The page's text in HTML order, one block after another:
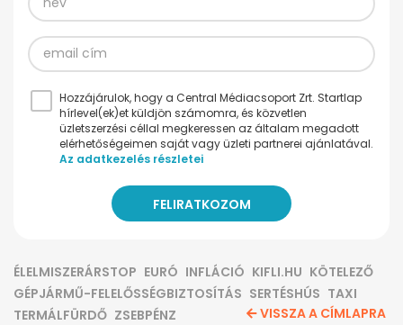
Hozzájárulok, hogy a Central Médiacsoport Zrt. Startlap
hírlevel(ek)et küldjön számomra, és közvetlen
üzletszerzési céllal megkeressen az általam megadott
elérhetőségeimen saját vagy üzleti partnerei ajánlatával.
Az adatkezelés részletei
ÉLELMISZERÁRSTOP EURÓ INFLÁCIÓ KIFLI.HU KÖTELEZŐ
GÉPJÁRMŰ-FELELŐSSÉGBIZTOSÍTÁS SERTÉSHÚS TAXI
TERMÁLFÜRDŐ ZSEBPÉNZ VISSZA A CÍMLAPRA